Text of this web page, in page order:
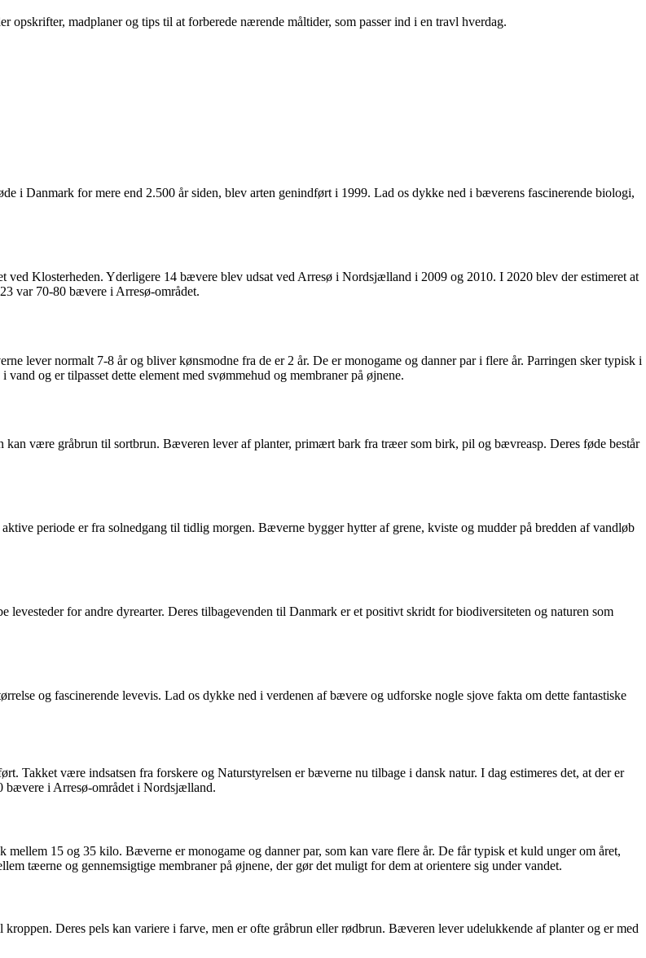
madplaner og tips til at forberede nærende måltider, som passer ind i en travl hverdag.
i Danmark for mere end 2.500 år siden, blev arten genindført i 1999. Lad os dykke ned i bæverens fascinerende biologi,
Klosterheden. Yderligere 14 bævere blev udsat ved Arresø i Nordsjælland i 2009 og 2010. I 2020 blev der estimeret at
var 70-80 bævere i Arresø-området.
lever normalt 7-8 år og bliver kønsmodne fra de er 2 år. De er monogame og danner par i flere år. Parringen sker typisk i
og er tilpasset dette element med svømmehud og membraner på øjnene.
kan være gråbrun til sortbrun. Bæveren lever af planter, primært bark fra træer som birk, pil og bævreasp. Deres føde består
periode er fra solnedgang til tidlig morgen. Bæverne bygger hytter af grene, kviste og mudder på bredden af vandløb
for andre dyrearter. Deres tilbagevenden til Danmark er et positivt skridt for biodiversiteten og naturen som
og fascinerende levevis. Lad os dykke ned i verdenen af bævere og udforske nogle sjove fakta om dette fantastiske
Takket være indsatsen fra forskere og Naturstyrelsen er bæverne nu tilbage i dansk natur. I dag estimeres det, at der er
bævere i Arresø-området i Nordsjælland.
15 og 35 kilo. Bæverne er monogame og danner par, som kan vare flere år. De får typisk et kuld unger om året,
tæerne og gennemsigtige membraner på øjnene, der gør det muligt for dem at orientere sig under vandet.
Deres pels kan variere i farve, men er ofte gråbrun eller rødbrun. Bæveren lever udelukkende af planter og er med